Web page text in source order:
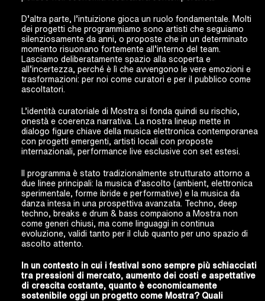
D’altra parte, l’intuizione gioca un ruolo fondamentale. Molti
dei progetti che programmiamo sono artisti che seguiamo
silenziosamente da anni, o proposte che in un determinato
momento risuonano fortemente all’interno del team.
Lasciamo deliberatamente spazio alla scoperta e
all’incertezza, perché è lì che avvengono le vere emozioni e
trasformazioni: per noi come curatori e per il pubblico come
ascoltatori.
L’identità curatoriale di Mostra si fonda quindi su rischio,
onestà e coerenza narrativa. La nostra lineup mette in
dialogo figure chiave della musica elettronica contemporanea
con progetti emergenti, artisti locali con proposte
internazionali, performance live esclusive con set estesi.
Il programma è stato tradizionalmente strutturato attorno a
due linee principali: la musica d’ascolto (ambient, elettronica
sperimentale, forme ibride e performative) e la musica da
danza intesa in una prospettiva avanzata. Techno, deep
techno, breaks e drum & bass compaiono a Mostra non
come generi chiusi, ma come linguaggi in continua
evoluzione, validi tanto per il club quanto per uno spazio di
ascolto attento.
In un contesto in cui i festival sono sempre più schiacciati
tra pressioni di mercato, aumento dei costi e aspettative
di crescita costante, quanto è economicamente
sostenibile oggi un progetto come Mostra? Quali